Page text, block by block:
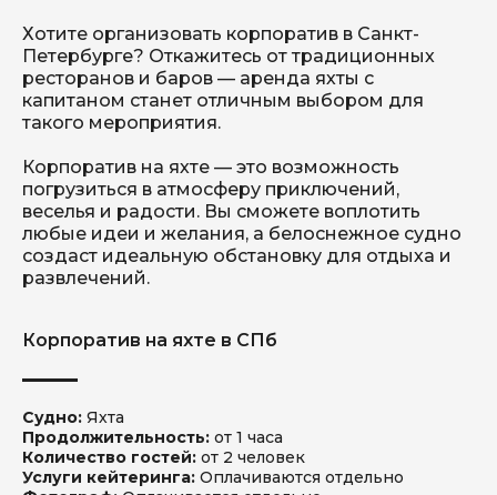
Забронировать судно
Акции
Катера
Яхты
YACHT
TO TRIP
Аренда катера или яхты
в Санкт-Петербурге
Рейтинг 5.0 ⭐
Организации в Яндексе
Хотите организовать корпоратив в Санкт-
Петербурге? Откажитесь от традиционных
ресторанов и баров — аренда яхты с
капитаном станет отличным выбором для
такого мероприятия.
Корпоратив на яхте — это возможность
погрузиться в атмосферу приключений,
веселья и радости. Вы сможете воплотить
любые идеи и желания, а белоснежное судно
создаст идеальную обстановку для отдыха и
развлечений.
Корпоратив на яхте в СПб
Судно: Яхта
Продолжительность: от 1 часа
Количество гостей: от 2 человек
Услуги кейтеринга: Оплачиваются отдельно